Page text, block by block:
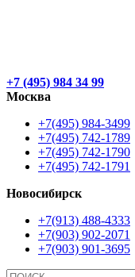
+7 (495) 984 34 99
Москва
+7(495) 984-3499
+7(495) 742-1789
+7(495) 742-1790
+7(495) 742-1791
Новосибирск
+7(913) 488-4333
+7(903) 902-2071
+7(903) 901-3695